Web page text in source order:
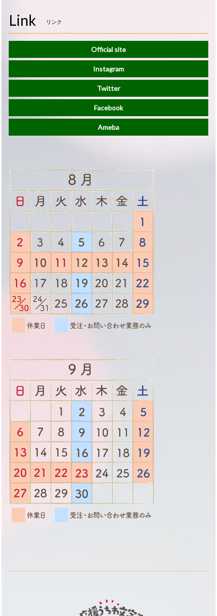
Link リンク
Official site
Instagram
Twitter
Facebook
Ameba